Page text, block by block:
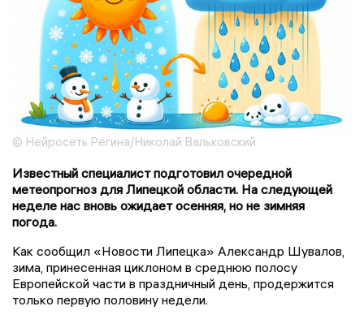
© Нейросеть Регина/Николай Вальковский
Известный специалист подготовил очередной
метеопрогноз для Липецкой области. На следующей
неделе нас вновь ожидает осенняя, но не зимняя
погода.
Как сообщил «Новости Липецка» Александр Шувалов,
зима, принесенная циклоном в среднюю полосу
Европейской части в праздничный день, продержится
только первую половину недели.